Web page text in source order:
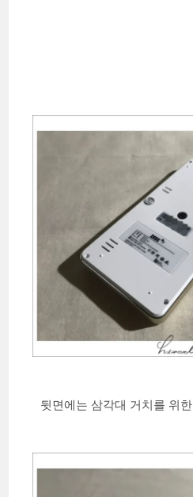
뒷면에는 삼각대 거치를 위